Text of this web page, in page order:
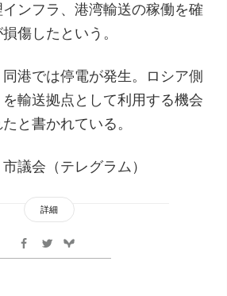
ンフラ、港湾輸送の稼働を確
傷したという。
港では停電が発生。ロシア側
輸送拠点として利用する機会
と書かれている。
議会（テレグラム）
詳細